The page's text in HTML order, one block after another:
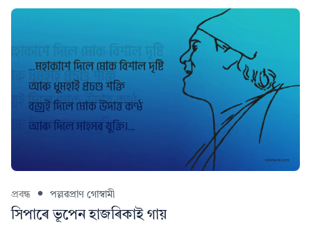
প্ৰবন্ধ পল্লৱপ্ৰাণ গোস্বামী
সিপাৰে ভূপেন হাজৰিকাই গায়